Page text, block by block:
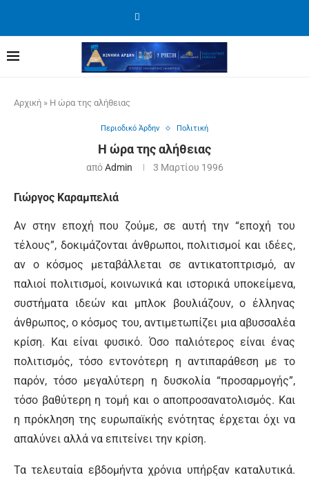
Αρχική » Η ώρα της αλήθειας
Περιοδικό Άρδην Πολιτική
Η ώρα της αλήθειας
απόAdmin 3 Μαρτίου 1996
Γιώργος Καραμπελιά
Αν στην εποχή που ζούμε, σε αυτή την “εποχή του
τέλους”, δοκιμάζονται άνθρωποι, πολιτισμοί και ιδέες,
αν ο κόσμος μεταβάλλεται σε αντικατοπτρισμό, αν
παλιοί πολιτισμοί, κοινωνικά και ιστορικά υποκείμενα,
συστήματα ιδεών και μπλοκ βουλιάζουν, ο έλληνας
άνθρωπος, ο κόσμος του, αντιμετωπίζει μια αβυσσαλέα
κρίση. Και είναι φυσικό. Όσο παλιότερος είναι ένας
πολιτισμός, τόσο εντονότερη η αντιπαράθεση με το
παρόν, τόσο μεγαλύτερη η δυσκολία “προσαρμογής”,
τόσο βαθύτερη η τομή και ο αποπροσανατολισμός. Και
η πρόκληση της ευρωπαϊκής ενότητας έρχεται όχι να
απαλύνει αλλά να επιτείνει την κρίση.
Τα τελευταία εβδομήντα χρόνια υπήρξαν καταλυτικά.